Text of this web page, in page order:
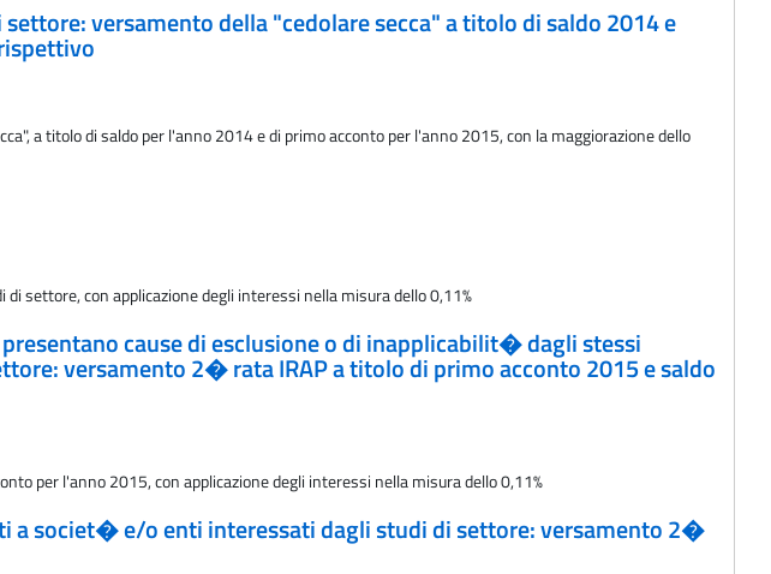
versamento della "cedolare secca" a titolo di saldo 2014 e
a titolo di saldo per l'anno 2014 e di primo acconto per l'anno 2015, con la maggiorazione dello
settore, con applicazione degli interessi nella misura dello 0,11%
cause di esclusione o di inapplicabilit� dagli stessi
versamento 2� rata IRAP a titolo di primo acconto 2015 e saldo
per l'anno 2015, con applicazione degli interessi nella misura dello 0,11%
a societ� e/o enti interessati dagli studi di settore: versamento 2�